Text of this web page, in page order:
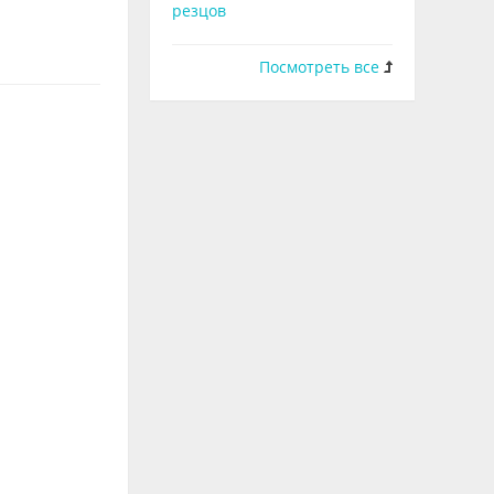
резцов
Посмотреть все